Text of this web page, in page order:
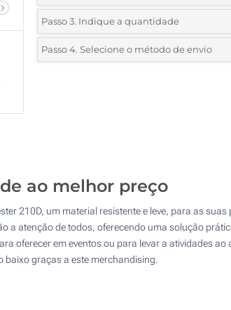
*Selecione o tipo de marcação e as cores
1 Cor (Num lado)
Transferência digital a cores (Num lado)
Sem impressão
Passo 3. Indique a quantidade
*Quantidade mínima:25
250
500
Outra :
Passo 4. Selecione o método de envio
ao melhor preço
210D, um material resistente e leve, para as
a atenção de todos, oferecendo uma solução
oferecer em eventos ou para levar a atividades
baixo graças a este merchandising.